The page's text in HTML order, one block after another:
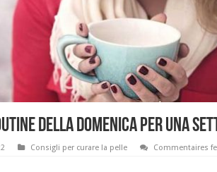
della domenica per una
Consigli per curare la pelle Commentaires